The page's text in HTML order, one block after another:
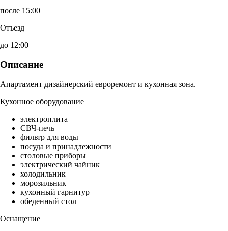
после 15:00
Отъезд
до 12:00
Описание
Апартамент дизайнерский евроремонт и кухонная зона.
Кухонное оборудование
электроплита
СВЧ-печь
фильтр для воды
посуда и принадлежности
столовые приборы
электрический чайник
холодильник
морозильник
кухонный гарнитур
обеденный стол
Оснащение